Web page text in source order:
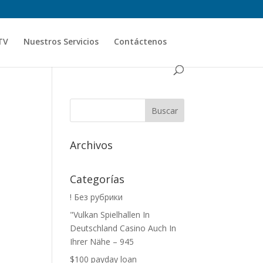
Nuestros Servicios Contáctenos
Archivos
Categorías
! Без рубрики
"Vulkan Spielhallen In
Deutschland Casino Auch In
Ihrer Nähe – 945
$100 payday loan